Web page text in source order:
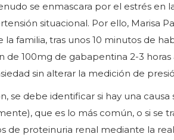
se enmascara por el estrés en
situacional. Por ello, Marisa
la familia, tras unos 10 minutos de
de 100mg de gabapentina 2-3
sin alterar la medición de
se debe identificar si hay una
que es lo más común, o si se
de proteinuria renal mediante la